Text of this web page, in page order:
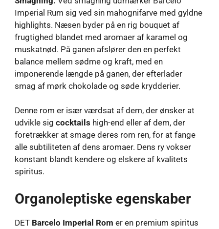
Imperial Rum sig ved sin mahognifarve med gyldne
highlights. Næsen byder på en rig bouquet af
frugtighed blandet med aromaer af karamel og
muskatnød. På ganen afslører den en perfekt
balance mellem sødme og kraft, med en
imponerende længde på ganen, der efterlader
smag af mørk chokolade og søde krydderier.
Denne rom er især værdsat af dem, der ønsker at
udvikle sig cocktails high-end eller af dem, der
foretrækker at smage deres rom ren, for at fange
alle subtiliteten af ​​dens aromaer. Dens ry vokser
konstant blandt kendere og elskere af kvalitets
spiritus.
Organoleptiske egenskaber
DET Barcelo Imperial Rom er en premium spiritus